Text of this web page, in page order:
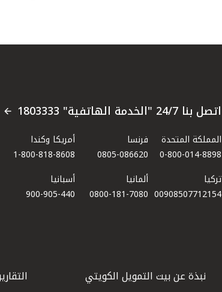
اتصل بنا 24/7 "الخدمة الهاتفية" 1803333
المملكة المتحدة
0-800-014-8898
فرنسا
0805-086620
أمريكا وكندا
1-800-818-8608
تركيا
00908507712154​
ألمانيا
0800-181-7080
أسبانيا
900-905-440
نبذة عن بيت التمويل الكويتي